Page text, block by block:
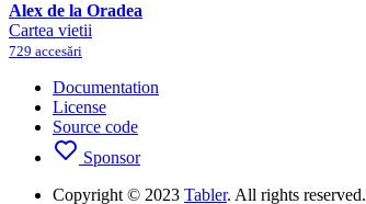
Alex de la Oradea
Cartea vietii
729 accesări
Documentation
License
Source code
Sponsor
Copyright © 2023 Tabler. All rights reserved.